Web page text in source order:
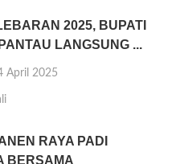
2025, BUPATI
LANGSUNG ...
April 2025
RAYA PADI
BERSAMA